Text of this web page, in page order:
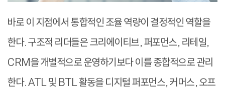
바로 이 지점에서 통합적인 조율 역량이 결정적인 역할을
한다. 구조적 리더들은 크리에이티브, 퍼포먼스, 리테일,
CRM을 개별적으로 운영하기보다 이를 종합적으로 관리
한다. ATL 및 BTL 활동을 디지털 퍼포먼스, 커머스, 오프